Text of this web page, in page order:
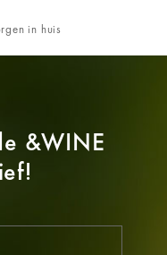
in huis
&WINE